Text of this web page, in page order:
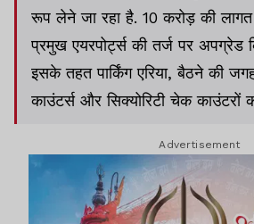
रूप लेने जा रहा है. 10 करोड़ की
प्रमुख एयरपोर्ट्स की तर्ज पर अपग्रेड
इसके तहत पार्किंग एरिया, बैठने की
काउंटर्स और सिक्योरिटी चेक काउंटरों
Advertisement